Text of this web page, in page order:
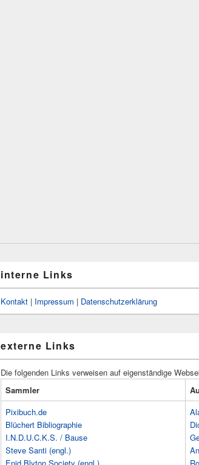
interne Links
Kontakt | Impressum | Datenschutzerklärung
externe Links
Die folgenden Links verweisen auf eigenständige
Sammler
Pixibuch.de
Blüchert Bibliographie
I.N.D.U.C.K.S. / Bause
Steve Santi (engl.)